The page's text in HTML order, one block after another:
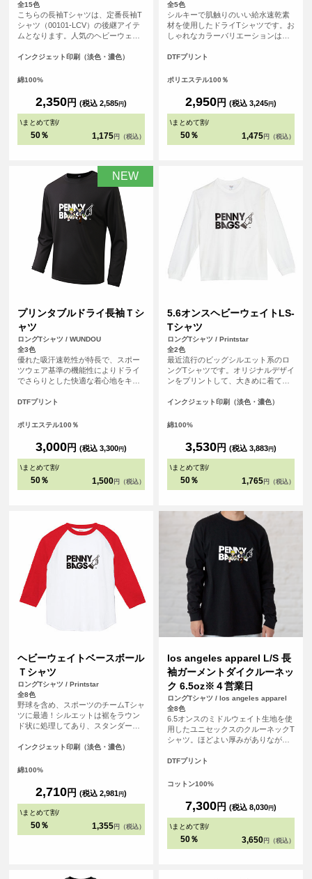
全15色
こちらの長袖Tシャツは、定番長袖T
シャツ（00101-LCV）の後継アイテ
ムとなります。人気のヘビーウェイ
合わせたシンプルなシルエットのた
ができる長袖Tシャツとなっていま
インクジェット印刷（淡色・濃色）
綿100%
2,350円 (税込 2,585円)
\まとめて割/
50％ 1,175 円（税込）
全5色
シルキーで肌触りのいい給水速乾素
材を使用したドライTシャツです。お
しゃれなカラーバリエーションは、
普段使いのTシャツとしてもおすすめ
DTFプリント
ポリエステル100％
2,950円 (税込 3,245円)
\まとめて割/
50％ 1,475 円（税込）
NEW
プリンタブルドライ長袖Ｔシ
ャツ
ロングTシャツ / WUNDOU
全3色
優れた吸汗速乾性が特長で、スポー
ツウェア基準の機能性によりドライ
でさらりとした快適な着心地をキー
対策や肌寒い季節にも対応可能で
な肌触りも魅力。まるで着ているこ
ティブシーンはもちろん、リラック
スしたい普段使いにも最適です。 ス
ポーツチームのユニフォームやイベ
てもおすすめです。<br> ※商品の色
DTFプリント
ポリエステル100％
3,000円 (税込 3,300円)
\まとめて割/
50％ 1,500 円（税込）
5.6オンスヘビーウェイトLS-
Tシャツ
ロングTシャツ / Printstar
全2色
最近流行のビッグシルエット系のロ
ングTシャツです。オリジナルデザイ
ンをプリントして、大きめに着て、
う！
インクジェット印刷（淡色・濃色）
綿100%
3,530円 (税込 3,883円)
\まとめて割/
50％ 1,765 円（税込）
ヘビーウェイトベースボール
Ｔシャツ
ロングTシャツ / Printstar
全8色
野球を含め、スポーツのチームTシャ
ツに最適！シルエットは裾をラウン
ド状に処理してあり、スタンダード
で背番号や名前、ロゴを入れて、お
フォーム）を作りましょう！！
インクジェット印刷（淡色・濃色）
綿100%
2,710円 (税込 2,981円)
\まとめて割/
50％ 1,355 円（税込）
los angeles apparel L/S 長
袖ガーメントダイクルーネッ
ク 6.5oz※４営業日
ロングTシャツ / los angeles apparel
全8色
6.5オンスのミドルウェイト生地を使
用したユニセックスのクルーネックT
シャツ。ほどよい厚みがありながら
ンナーとしても使いやすいバランス
ス生産ならではのベーシックでタフ
ん、プリントやカスタム用ボディと
しても幅広く活用できる一着です。
<br> ※お客様の閲覧環境により、商
がございます。
DTFプリント
コットン100%
7,300円 (税込 8,030円)
\まとめて割/
50％ 3,650 円（税込）